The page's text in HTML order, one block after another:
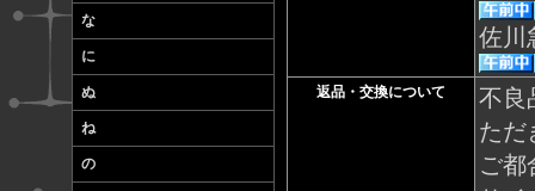
な
に
ぬ
ね
の
佐川
返品・交換について
不良
ただ
ご都